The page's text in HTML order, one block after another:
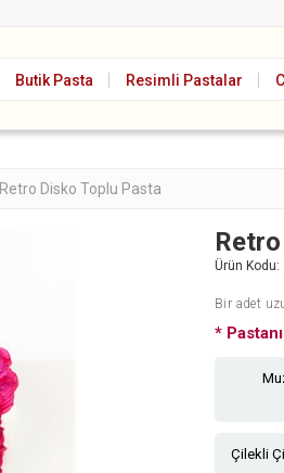
Butik Pasta Resimli Pastalar
Retro Disko Toplu Pasta
Ürün Kodu:
Bir adet
*
Çilekli